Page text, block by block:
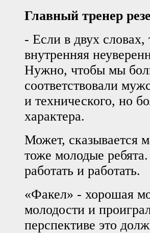
Главный тренер
- Если в двух
внутренняя
Нужно, чтобы мы
соответствовали
и технического, но
характера.
Может, сказывается
тоже молодые
работать и работать.
«Факел» - хорошая
молодости и
перспективе это